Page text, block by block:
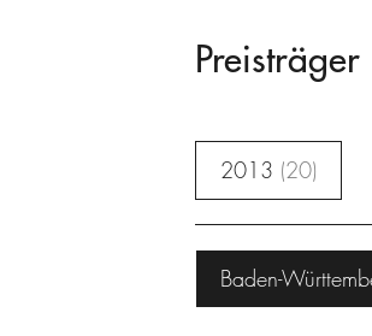
Preisträger
2013 20
Baden-